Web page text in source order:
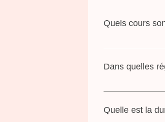
Quels cours
Tous les cours
Dans quelles
Nous offrons des
Quelle est la